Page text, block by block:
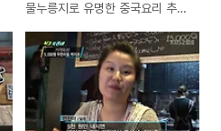
물누릉지로 유명한 중국요리 추천